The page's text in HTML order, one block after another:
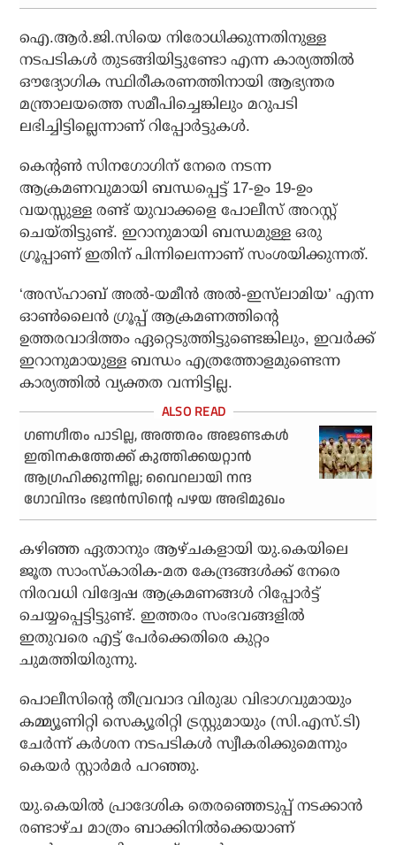
ഐ.ആര്‍.ജി.സിയെ നിരോധിക്കുന്നതിനുള്ള
നടപടികള്‍ തുടങ്ങിയിട്ടുണ്ടോ എന്ന കാര്യത്തില്‍
ഔദ്യോഗിക സ്ഥിരീകരണത്തിനായി ആഭ്യന്തര
മന്ത്രാലയത്തെ സമീപിച്ചെങ്കിലും മറുപടി
ലഭിച്ചിട്ടില്ലെന്നാണ് റിപ്പോര്‍ട്ടുകള്‍.
കെന്റണ്‍ സിനഗോഗിന് നേരെ നടന്ന
ആക്രമണവുമായി ബന്ധപ്പെട്ട് 17-ഉം 19-ഉം
വയസ്സുള്ള രണ്ട് യുവാക്കളെ പോലീസ് അറസ്റ്റ്
ചെയ്തിട്ടുണ്ട്. ഇറാനുമായി ബന്ധമുള്ള ഒരു
ഗ്രൂപ്പാണ് ഇതിന് പിന്നിലെന്നാണ് സംശയിക്കുന്നത്.
‘അസ്ഹാബ് അല്‍-യമീന്‍ അല്‍-ഇസ്‌ലാമിയ’ എന്ന
ഓണ്‍ലൈന്‍ ഗ്രൂപ്പ് ആക്രമണത്തിന്റെ
ഉത്തരവാദിത്തം ഏറ്റെടുത്തിട്ടുണ്ടെങ്കിലും, ഇവര്‍ക്ക്
ഇറാനുമായുള്ള ബന്ധം എത്രത്തോളമുണ്ടെന്ന
കാര്യത്തില്‍ വ്യക്തത വന്നിട്ടില്ല.
ഗണഗീതം പാടില്ല, അത്തരം അജണ്ടകള്‍
ഇതിനകത്തേക്ക് കുത്തിക്കയറ്റാന്‍
ആഗ്രഹിക്കുന്നില്ല; വൈറലായി നന്ദ
ഗോവിന്ദം ഭജന്‍സിന്റെ പഴയ അഭിമുഖം
കഴിഞ്ഞ ഏതാനും ആഴ്ചകളായി യു.കെയിലെ
ജൂത സാംസ്‌കാരിക-മത കേന്ദ്രങ്ങള്‍ക്ക് നേരെ
നിരവധി വിദ്വേഷ ആക്രമണങ്ങള്‍ റിപ്പോര്‍ട്ട്
ചെയ്യപ്പെട്ടിട്ടുണ്ട്. ഇത്തരം സംഭവങ്ങളില്‍
ഇതുവരെ എട്ട് പേര്‍ക്കെതിരെ കുറ്റം
ചുമത്തിയിരുന്നു.
പൊലീസിന്റെ തീവ്രവാദ വിരുദ്ധ വിഭാഗവുമായും
കമ്മ്യൂണിറ്റി സെക്യൂരിറ്റി ട്രസ്റ്റുമായും (സി.എസ്.ടി)
ചേര്‍ന്ന് കര്‍ശന നടപടികള്‍ സ്വീകരിക്കുമെന്നും
കെയര്‍ സ്റ്റാര്‍മര്‍ പറഞ്ഞു.
യു.കെയില്‍ പ്രാദേശിക തെരഞ്ഞെടുപ്പ് നടക്കാന്‍
രണ്ടാഴ്ച മാത്രം ബാക്കിനില്‍ക്കെയാണ്